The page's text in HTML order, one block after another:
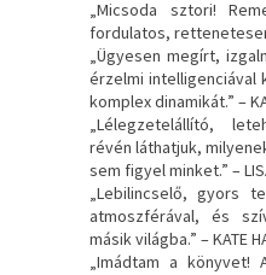
„Micsoda sztori!
fordulatos, rettenetesen
„Ügyesen megírt,
érzelmi
komplex dinamikát.” –
„Lélegzetelállító,
révén láthatjuk,
sem figyel minket.” –
„Lebilincselő, gyors
atmoszférával, és
másik világba.” – KATE
„Imádtam a könyvet!